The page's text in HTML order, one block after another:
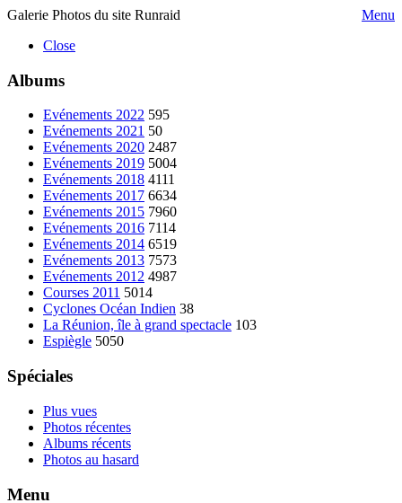
Galerie Photos du site Runraid
Menu
Close
Albums
Evénements 2022 595
Evénements 2021 50
Evénements 2020 2487
Evénements 2019 5004
Evénements 2018 4111
Evénements 2017 6634
Evénements 2015 7960
Evénements 2016 7114
Evénements 2014 6519
Evénements 2013 7573
Evénements 2012 4987
Courses 2011 5014
Cyclones Océan Indien 38
La Réunion, île à grand spectacle 103
Espiègle 5050
Spéciales
Plus vues
Photos récentes
Albums récents
Photos au hasard
Menu